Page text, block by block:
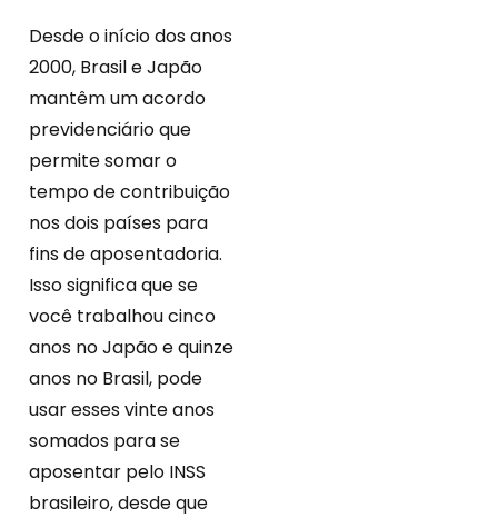
Desde o início dos anos
2000, Brasil e Japão
mantêm um acordo
previdenciário que
permite somar o
tempo de contribuição
nos dois países para
fins de aposentadoria.
Isso significa que se
você trabalhou cinco
anos no Japão e quinze
anos no Brasil, pode
usar esses vinte anos
somados para se
aposentar pelo INSS
brasileiro, desde que